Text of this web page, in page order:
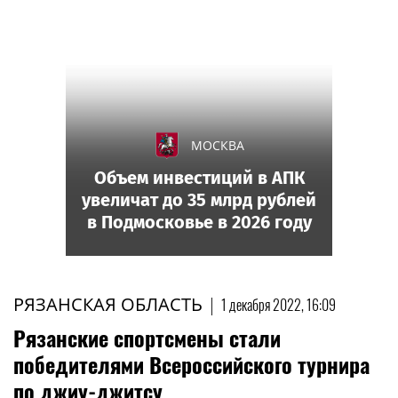
РЯЗАНСКАЯ ОБЛАСТЬ | 1 декабря 2022, 16:09
Рязанские спортсмены стали
победителями Всероссийского турнира
по джиу-джитсу
МОСКВА
Объем инвестиций в АПК
увеличат до 35 млрд рублей
в Подмосковье в 2026 году